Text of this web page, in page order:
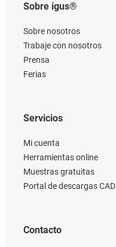
Sobre igus®
Sobre nosotros
Trabaje con nosotros
Prensa
Ferias
Servicios
Mi cuenta
Herramientas online
Muestras gratuitas
Portal de descargas CAD
Contacto